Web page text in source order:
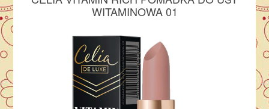
WITAMINOWA 01